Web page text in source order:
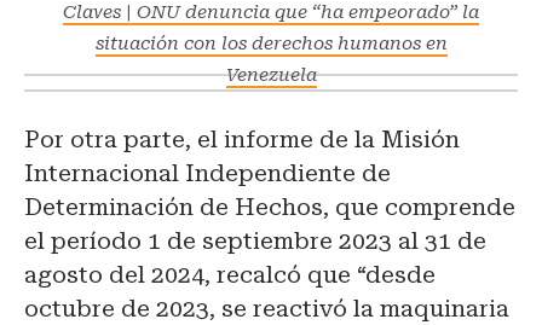
Claves | ONU denuncia que “ha empeorado” la
situación con los derechos humanos en
Venezuela
Por otra parte, el informe de la Misión
Internacional Independiente de
Determinación de Hechos, que comprende
el período 1 de septiembre 2023 al 31 de
agosto del 2024, recalcó que “desde
octubre de 2023, se reactivó la maquinaria